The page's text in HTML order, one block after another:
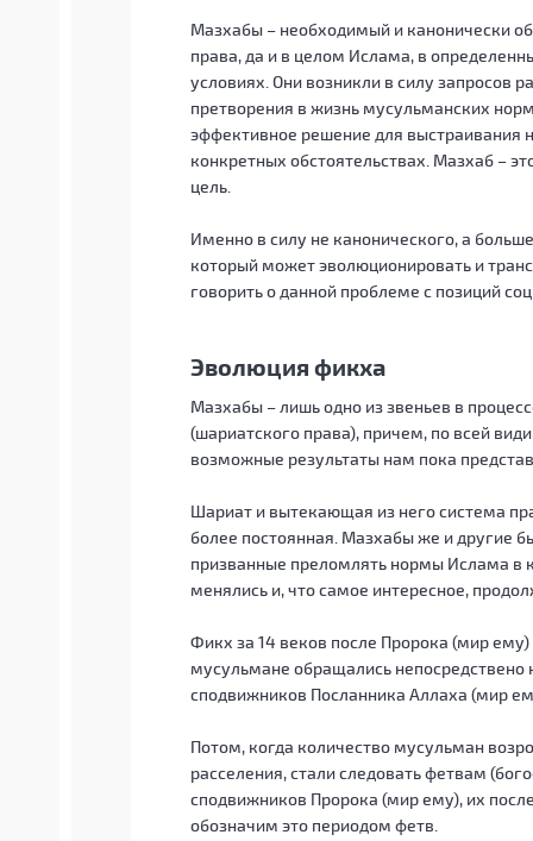
Мазхабы – необходимый и канонически
права, да и в целом Ислама, в
условиях. Они возникли в силу запросов
претворения в жизнь мусульманских
эффективное решение для выстраивания
конкретных обстоятельствах. Мазхаб –
цель.
Именно в силу не канонического, а
который может эволюционировать и
говорить о данной проблеме с позиций
Эволюция фикха
Мазхабы – лишь одно из звеньев в
(шариатского права), причем, по всей
возможные результаты нам пока
Шариат и вытекающая из него система
более постоянная. Мазхабы же и другие
призванные преломлять нормы Ислама в
менялись и, что самое интересное,
Фикх за 14 веков после Пророка (мир
мусульмане обращались
сподвижников Посланника Аллаха (мир
Потом, когда количество мусульман
расселения, стали следовать фетвам
сподвижников Пророка (мир ему), их
обозначим это периодом фетв.